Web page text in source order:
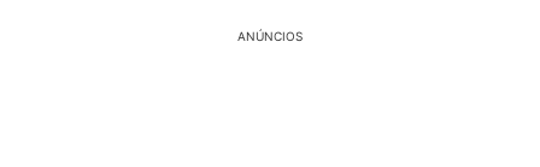
ANÚNCIOS